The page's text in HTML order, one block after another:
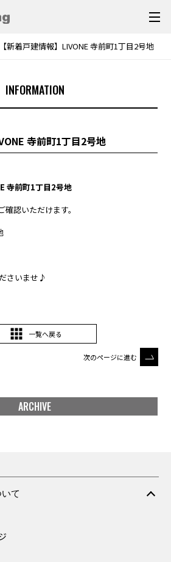
【新着戸建情報】LIVONE 寺前町1丁目2号地
INFORMATION
ARCHIVE
寺前町1丁目2号地
寺前町1丁目2号地
認いただけます。
さいませ♪
一覧へ戻る
次のページに進む
て